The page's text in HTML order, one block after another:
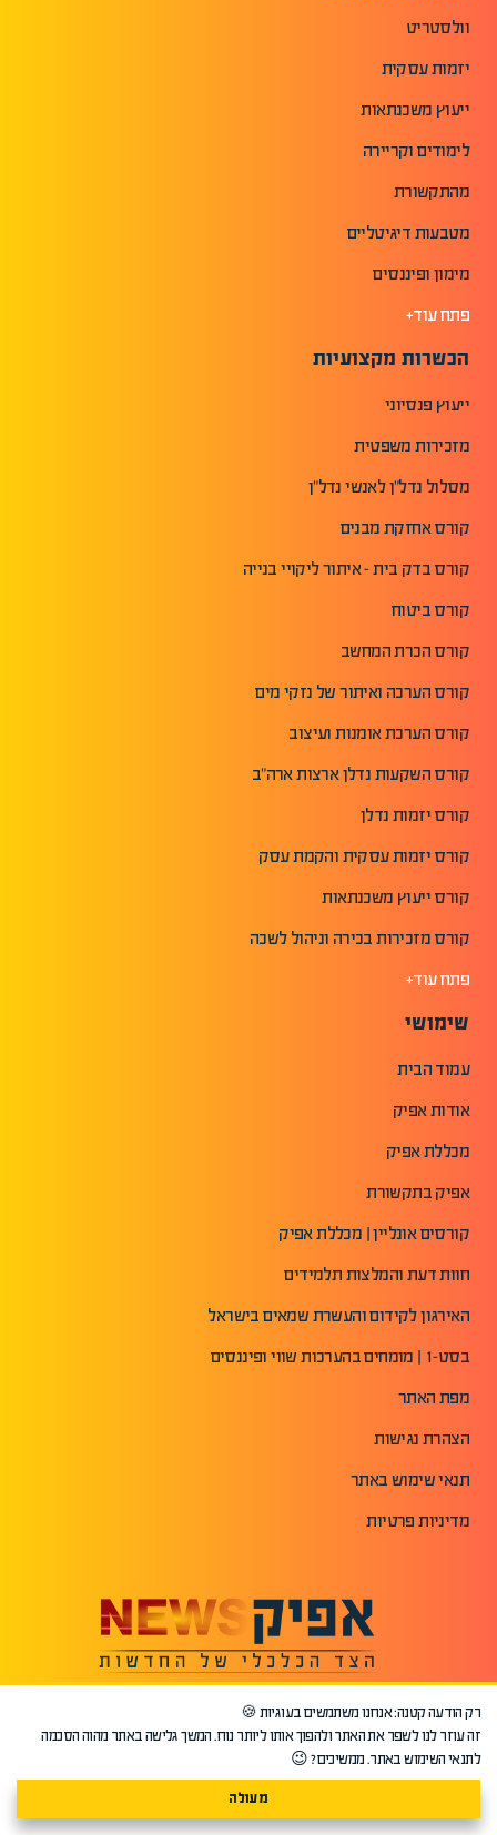
וולסטריט
יזמות עסקית
ייעוץ משכנתאות
לימודים וקריירה
מהתקשורת
מטבעות דיגיטליים
מימון ופיננסים
פתח עוד+
הכשרות מקצועיות
ייעוץ פנסיוני
מזכירות משפטית
מסלול נדל"ן לאנשי נדל"ן
קורס אחזקת מבנים
קורס בדק בית - איתור ליקויי בנייה
קורס ביטוח
קורס הכרת המחשב
קורס הערכה ואיתור של נזקי מים
קורס הערכת אומנות ועיצוב
קורס השקעות נדלן ארצות ארה"ב
קורס יזמות נדלן
קורס יזמות עסקית והקמת עסק
קורס ייעוץ משכנתאות
קורס מזכירות בכירה וניהול לשכה
פתח עוד+
שימושי
עמוד הבית
אודות אפיק
מכללת אפיק
אפיק בתקשורת
קורסים אונליין | מכללת אפיק
חוות דעת והמלצות תלמידים
האירגון לקידום והעשרת שמאים בישראל
בסט-1 | מומחים בהערכות שווי ופיננסים
מפת האתר
הצהרת נגישות
תנאי שימוש באתר
מדיניות פרטיות
רק הודעה קטנה: אנחנו משתמשים בעוגיות 🍪
זה עוזר לנו לשפר את האתר ולהפוך אותו ליותר נוח. המשך גלישה באתר מהוה הסכמה
לתנאי השימוש באתר. ממשיכים? 😉
מעולה